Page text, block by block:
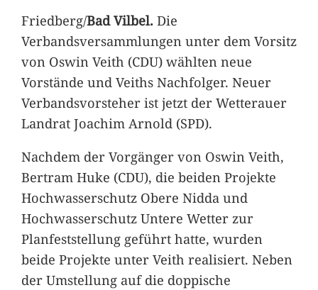
Friedberg/Bad Vilbel.Die
Verbandsversammlungen unter dem Vorsitz
von Oswin Veith (CDU) wählten neue
Vorstände und Veiths Nachfolger. Neuer
Verbandsvorsteher ist jetzt der Wetterauer
Landrat Joachim Arnold (SPD).
Nachdem der Vorgänger von Oswin Veith,
Bertram Huke (CDU), die beiden Projekte
Hochwasserschutz Obere Nidda und
Hochwasserschutz Untere Wetter zur
Planfeststellung geführt hatte, wurden
beide Projekte unter Veith realisiert. Neben
der Umstellung auf die doppische